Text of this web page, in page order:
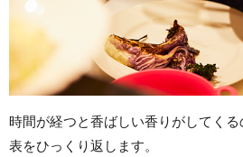
時間が経つと香ばしい香りがしてく
表をひっくり返します。